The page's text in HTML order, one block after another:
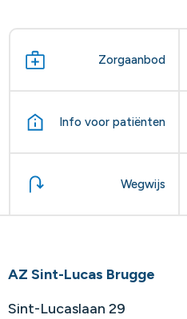
Zorgaanbod
Info voor patiënten
Wegwijs
AZ Sint-Lucas Brugge
Sint-Lucaslaan 29